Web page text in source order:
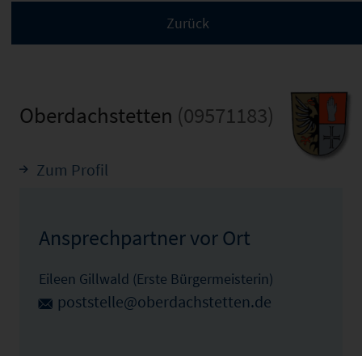
Oberdachstetten (09571183)
Zum Profil
Ansprechpartner vor Ort
Eileen Gillwald (Erste Bürgermeisterin)
poststelle@oberdachstetten.de